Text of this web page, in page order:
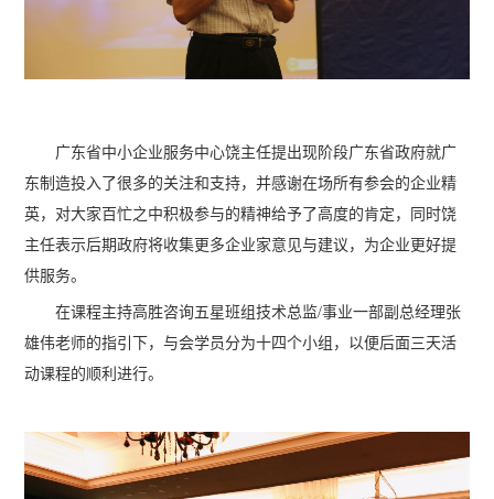
广东省中小企业服务中心饶主任提出现阶段广东省政府就广
东制造投入了很多的关注和支持，并感谢在场所有参会的企业精
英，对大家百忙之中积极参与的精神给予了高度的肯定，同时饶
主任表示后期政府将收集更多企业家意见与建议，为企业更好提
供服务。
在课程主持高胜咨询五星班组技术总监/事业一部副总经理张
雄伟老师的指引下，与会学员分为十四个小组，以便后面三天活
动课程的顺利进行。